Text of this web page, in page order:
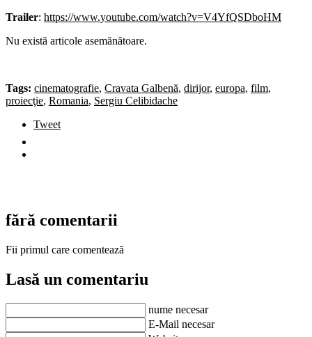
Trailer: https://www.youtube.com/watch?v=V4YfQSDboHM
Nu există articole asemănătoare.
Tags: cinematografie, Cravata Galbenă, dirijor, europa, film,
proiecţie, Romania, Sergiu Celibidache
Tweet
fără comentarii
Fii primul care comentează
Lasă un comentariu
nume necesar
E-Mail necesar